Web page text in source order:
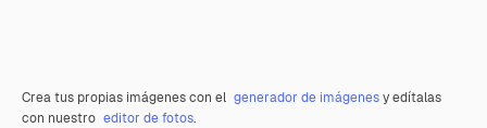
Crea tus propias imágenes con el generador de imágenesy edítalas
con nuestro editor de fotos.